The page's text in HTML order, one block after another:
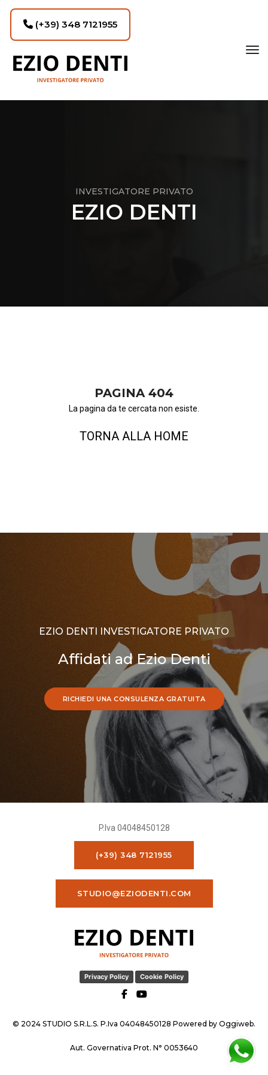
(+39) 348 7121955
INVESTIGATORE PRIVATO
EZIO DENTI
PAGINA 404
La pagina da te cercata non esiste.
TORNA ALLA HOME
EZIO DENTI INVESTIGATORE PRIVATO
Affidati ad Ezio Denti
RICHIEDI UNA CONSULENZA GRATUITA
P.Iva 04048450128
(+39) 348 7121955
STUDIO@EZIODENTI.COM
Privacy Policy Cookie Policy
© 2024 STUDIO S.R.L.S. P.Iva 04048450128 Powered by Oggiweb.
Aut. Governativa Prot. N° 0053640